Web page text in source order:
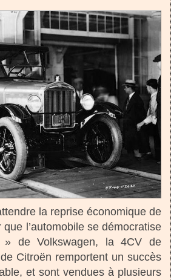
la reprise économique de
que l’automobile se démocratise
de Volkswagen, la 4CV de
Citroën remportent un succès
et sont vendues à plusieurs